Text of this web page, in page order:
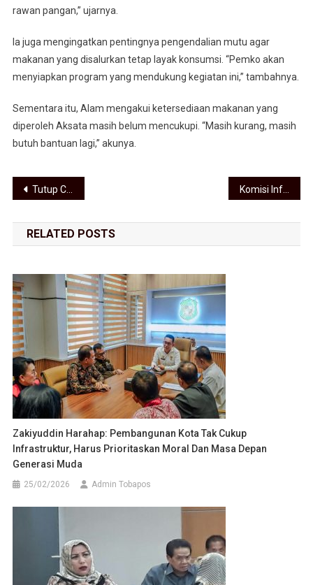
rawan pangan,” ujarnya.
Ia juga mengingatkan pentingnya pengendalian mutu agar
makanan yang disalurkan tetap layak konsumsi. “Pemko akan
menyiapkan program yang mendukung kegiatan ini,” tambahnya.
Sementara itu, Alam mengakui ketersediaan makanan yang
diperoleh Aksata masih belum mencukupi. “Masih kurang, masih
butuh bantuan lagi,” akunya.
Navigasi pos
Tutup Celah Praktik Merugikan Negara, Rico Waas Dorong Digitalisasi Sistem NJOP
RELATED POSTS
Zakiyuddin Harahap: Pembangunan Kota Tak Cukup
Infrastruktur, Harus Prioritaskan Moral Dan Masa Depan
Generasi Muda
25/02/2026 Admin Tobapos